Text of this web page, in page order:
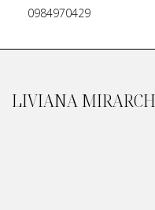
0984970429
LIVIANA